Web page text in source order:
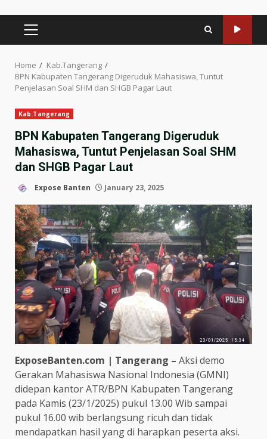
PRIMARY
MENU
Home
Kab.Tangerang
BPN Kabupaten Tangerang Digeruduk Mahasiswa, Tuntut
Penjelasan Soal SHM dan SHGB Pagar Laut
Kab.Tangerang
BPN Kabupaten Tangerang Digeruduk
Mahasiswa, Tuntut Penjelasan Soal SHM
dan SHGB Pagar Laut
Expose Banten January 23, 2025
ExposeBanten.com | Tangerang – Aksi demo
Gerakan Mahasiswa Nasional Indonesia (GMNI)
didepan kantor ATR/BPN Kabupaten Tangerang
pada Kamis (23/1/2025) pukul 13.00 Wib sampai
pukul 16.00 wib berlangsung ricuh dan tidak
mendapatkan hasil yang di harapkan peserta aksi.